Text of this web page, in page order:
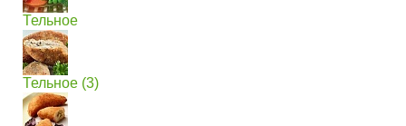
Тельное
Тельное (3)